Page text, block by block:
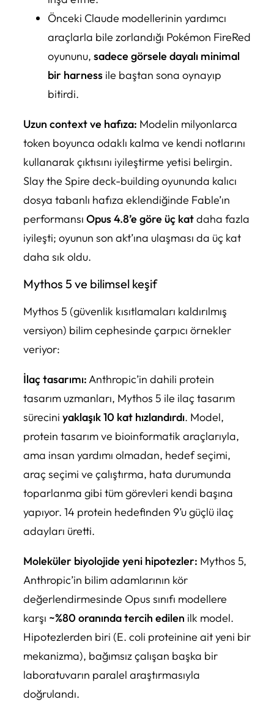
Önceki Claude modellerinin yardımcı
araçlarla bile zorlandığı Pokémon FireRed
oyununu, sadece görsele dayalı minimal
bir harness ile baştan sona oynayıp
bitirdi.
Uzun context ve hafıza: Modelin milyonlarca
token boyunca odaklı kalma ve kendi notlarını
kullanarak çıktısını iyileştirme yetisi belirgin.
Slay the Spire deck-building oyununda kalıcı
dosya tabanlı hafıza eklendiğinde Fable’ın
performansı Opus 4.8’e göre üç katdaha fazla
iyileşti; oyunun son akt’ına ulaşması da üç kat
daha sık oldu.
Mythos 5 ve bilimsel keşif
Mythos 5 (güvenlik kısıtlamaları kaldırılmış
versiyon) bilim cephesinde çarpıcı örnekler
veriyor:
İlaç tasarımı:Anthropic’in dahili protein
tasarım uzmanları, Mythos 5 ile ilaç tasarım
sürecini yaklaşık 10 kat hızlandırdı. Model,
protein tasarım ve bioinformatik araçlarıyla,
ama insan yardımı olmadan, hedef seçimi,
araç seçimi ve çalıştırma, hata durumunda
toparlanma gibi tüm görevleri kendi başına
yapıyor. 14 protein hedefinden 9’u güçlü ilaç
adayları üretti.
Moleküler biyolojide yeni hipotezler: Mythos 5,
Anthropic’in bilim adamlarının kör
değerlendirmesinde Opus sınıfı modellere
karşı ~%80 oranında tercih edilen ilk model.
Hipotezlerden biri (E. coli proteinine ait yeni bir
mekanizma), bağımsız çalışan başka bir
laboratuvarın paralel araştırmasıyla
doğrulandı.